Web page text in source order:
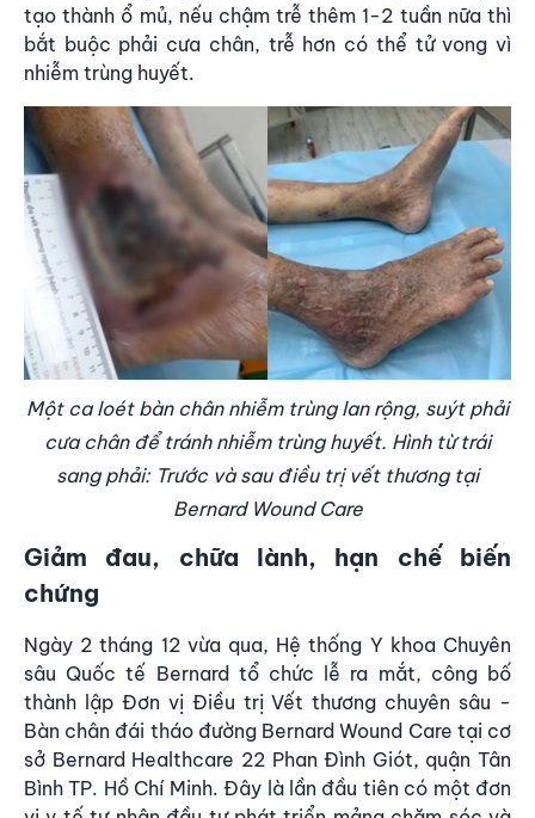
tạo thành ổ mủ, nếu chậm trễ thêm 1-2 tuần nữa thì
bắt buộc phải cưa chân, trễ hơn có thể tử vong vì
nhiễm trùng huyết.
Một ca loét bàn chân nhiễm trùng lan rộng, suýt phải
cưa chân để tránh nhiễm trùng huyết. Hình từ trái
sang phải: Trước và sau điều trị vết thương tại
Bernard Wound Care
Giảm đau, chữa lành, hạn chế biến
chứng
Ngày 2 tháng 12 vừa qua, Hệ thống Y khoa Chuyên
sâu Quốc tế Bernard tổ chức lễ ra mắt, công bố
thành lập Đơn vị Điều trị Vết thương chuyên sâu -
Bàn chân đái tháo đường Bernard Wound Care tại cơ
sở Bernard Healthcare 22 Phan Đình Giót, quận Tân
Bình TP. Hồ Chí Minh. Đây là lần đầu tiên có một đơn